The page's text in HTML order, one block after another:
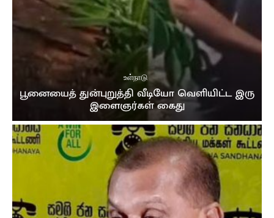
03:39
முத்து சப்பரத்தில் இசைக்குயில்....! மேளதாளத்துடன்
கோலாகல வரவேற்பு..!!
03:05
உள்நாடு
பூனையைத் துன்புறுத்தி வீடியோ வெளியிட்ட இரு
இளைஞர்கள் கைது